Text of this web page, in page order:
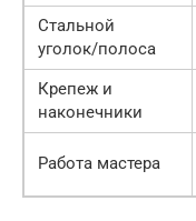
Стальной
уголок/полоса
Крепеж и
наконечники
Работа мастера